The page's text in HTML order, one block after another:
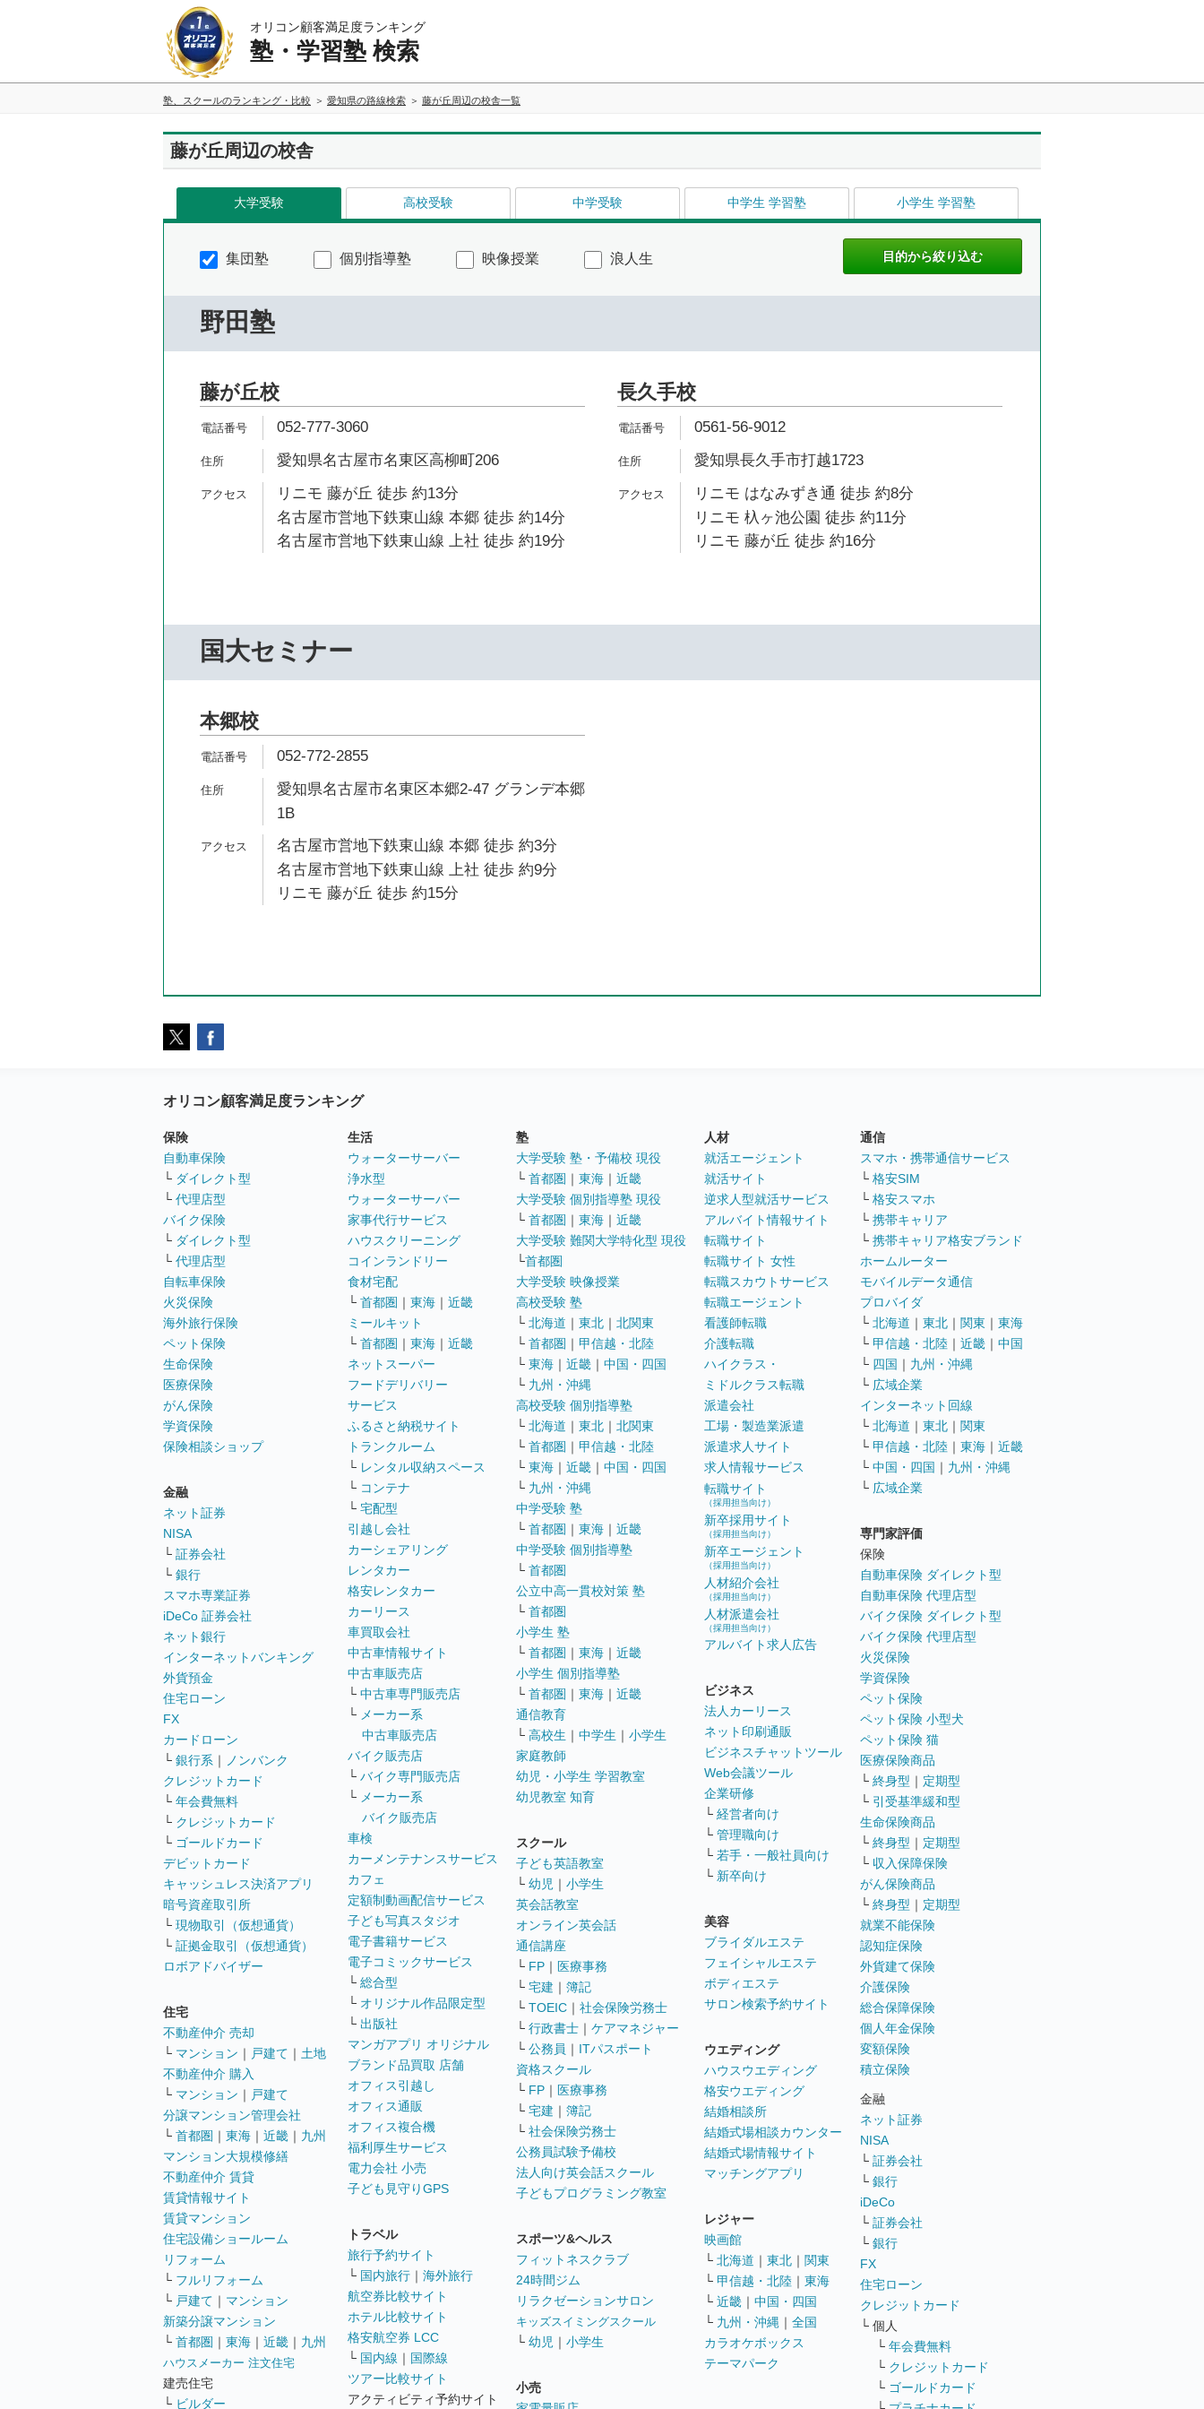
オリコン顧客満足度ランキング
塾・学習塾 検索
塾、スクールのランキング・比較 愛知県の路線検索 藤が丘周辺の校舎一覧
藤が丘周辺の校舎
大学受験 高校受験 中学受験 中学生 学習塾 小学生 学習塾
集団塾 個別指導塾 映像授業 浪人生
野田塾
藤が丘校
052-777-3060
愛知県名古屋市名東区高柳町206
リニモ 藤が丘 徒歩 約13分
名古屋市営地下鉄東山線 本郷 徒歩 約14分
名古屋市営地下鉄東山線 上社 徒歩 約19分
長久手校
0561-56-9012
愛知県長久手市打越1723
リニモ はなみずき通 徒歩 約8分
リニモ 杁ヶ池公園 徒歩 約11分
リニモ 藤が丘 徒歩 約16分
国大セミナー
本郷校
052-772-2855
愛知県名古屋市名東区本郷2-47 グランデ本郷
1B
名古屋市営地下鉄東山線 本郷 徒歩 約3分
名古屋市営地下鉄東山線 上社 徒歩 約9分
リニモ 藤が丘 徒歩 約15分
オリコン顧客満足度ランキング
保険
自動車保険
└ ダイレクト型
└ 代理店型
バイク保険
└ ダイレクト型
└ 代理店型
自転車保険
火災保険
海外旅行保険
ペット保険
生命保険
医療保険
がん保険
学資保険
保険相談ショップ
金融
ネット証券
NISA
└ 証券会社
└ 銀行
スマホ専業証券
iDeCo 証券会社
ネット銀行
インターネットバンキング
外貨預金
住宅ローン
FX
カードローン
└ 銀行系 ｜
ノンバンク
クレジットカード
└ 年会費無料
└ クレジットカード
└ ゴールドカード
デビットカード
キャッシュレス決済アプリ
暗号資産取引所
└ 現物取引（仮想通貨）
└ 証拠金取引（仮想通貨）
ロボアドバイザー
住宅
不動産仲介 売却
└ マンション ｜ 戸建て ｜ 土地
不動産仲介 購入
└ マンション ｜ 戸建て
分譲マンション管理会社
└ 首都圏 ｜ 東海 ｜ 近畿 ｜ 九州
マンション大規模修繕
不動産仲介 賃貸
賃貸情報サイト
賃貸マンション
住宅設備ショールーム
リフォーム
└ フルリフォーム
└ 戸建て ｜ マンション
新築分譲マンション
└ 首都圏 ｜ 東海 ｜ 近畿 ｜ 九州
ハウスメーカー 注文住宅
建売住宅
└ ビルダー
生活
ウォーターサーバー
浄水型
ウォーターサーバー
家事代行サービス
ハウスクリーニング
コインランドリー
食材宅配
└ 首都圏 ｜ 東海 ｜ 近畿
ミールキット
└ 首都圏 ｜ 東海 ｜ 近畿
ネットスーパー
フードデリバリー
サービス
ふるさと納税サイト
トランクルーム
└ レンタル収納スペース
└ コンテナ
└ 宅配型
引越し会社
カーシェアリング
レンタカー
格安レンタカー
カーリース
車買取会社
中古車情報サイト
中古車販売店
└ 中古車専門販売店
└ メーカー系
中古車販売店
バイク販売店
└ バイク専門販売店
└ メーカー系
バイク販売店
車検
カーメンテナンスサービス
カフェ
定額制動画配信サービス
子ども写真スタジオ
電子書籍サービス
電子コミックサービス
└ 総合型
└ オリジナル作品限定型
└ 出版社
マンガアプリ オリジナル
ブランド品買取 店舗
オフィス引越し
オフィス通販
オフィス複合機
福利厚生サービス
電力会社 小売
子ども見守りGPS
トラベル
旅行予約サイト
└ 国内旅行 ｜ 海外旅行
航空券比較サイト
ホテル比較サイト
格安航空券 LCC
└ 国内線 ｜ 国際線
ツアー比較サイト
アクティビティ予約サイト
塾
大学受験 塾・予備校 現役
└ 首都圏 ｜ 東海 ｜ 近畿
大学受験 個別指導塾 現役
└ 首都圏 ｜ 東海 ｜ 近畿
大学受験 難関大学特化型 現役
└首都圏
大学受験 映像授業
高校受験 塾
└ 北海道 ｜ 東北 ｜ 北関東
└ 首都圏 ｜ 甲信越・北陸
└ 東海 ｜ 近畿 ｜ 中国・四国
└ 九州・沖縄
高校受験 個別指導塾
└ 北海道 ｜ 東北 ｜ 北関東
└ 首都圏 ｜ 甲信越・北陸
└ 東海 ｜ 近畿 ｜ 中国・四国
└ 九州・沖縄
中学受験 塾
└ 首都圏 ｜ 東海 ｜ 近畿
中学受験 個別指導塾
└ 首都圏
公立中高一貫校対策 塾
└ 首都圏
小学生 塾
└ 首都圏 ｜ 東海 ｜ 近畿
小学生 個別指導塾
└ 首都圏 ｜ 東海 ｜ 近畿
通信教育
└ 高校生 ｜ 中学生 ｜ 小学生
家庭教師
幼児・小学生 学習教室
幼児教室 知育
スクール
子ども英語教室
└ 幼児 ｜ 小学生
英会話教室
オンライン英会話
通信講座
└ FP ｜ 医療事務
└ 宅建 ｜ 簿記
└ TOEIC ｜ 社会保険労務士
└ 行政書士 ｜ ケアマネジャー
└ 公務員 ｜ ITパスポート
資格スクール
└ FP ｜ 医療事務
└ 宅建 ｜ 簿記
└ 社会保険労務士
公務員試験予備校
法人向け英会話スクール
子どもプログラミング教室
スポーツ&ヘルス
フィットネスクラブ
24時間ジム
リラクゼーションサロン
キッズスイミングスクール
└ 幼児 ｜ 小学生
小売
人材
就活エージェント
就活サイト
逆求人型就活サービス
アルバイト情報サイト
転職サイト
転職サイト 女性
転職スカウトサービス
転職エージェント
看護師転職
介護転職
ハイクラス・
ミドルクラス転職
派遣会社
工場・製造業派遣
派遣求人サイト
求人情報サービス
転職サイト
（採用担当向け）
新卒採用サイト
（採用担当向け）
新卒エージェント
（採用担当向け）
人材紹介会社
（採用担当向け）
人材派遣会社
（採用担当向け）
アルバイト求人広告
ビジネス
法人カーリース
ネット印刷通販
ビジネスチャットツール
Web会議ツール
企業研修
└ 経営者向け
└ 管理職向け
└ 若手・一般社員向け
└ 新卒向け
美容
ブライダルエステ
フェイシャルエステ
ボディエステ
サロン検索予約サイト
ウエディング
ハウスウエディング
格安ウエディング
結婚相談所
結婚式場相談カウンター
結婚式場情報サイト
マッチングアプリ
レジャー
映画館
└ 北海道 ｜ 東北 ｜ 関東
└ 甲信越・北陸 ｜ 東海
└ 近畿 ｜ 中国・四国
└ 九州・沖縄 ｜ 全国
カラオケボックス
テーマパーク
通信
スマホ・携帯通信サービス
└ 格安SIM
└ 格安スマホ
└ 携帯キャリア
└ 携帯キャリア格安ブランド
ホームルーター
モバイルデータ通信
プロバイダ
└ 北海道 ｜ 東北 ｜ 関東 ｜ 東海
└ 甲信越・北陸 ｜ 近畿 ｜ 中国
└ 四国 ｜ 九州・沖縄
└ 広域企業
インターネット回線
└ 北海道 ｜ 東北 ｜ 関東
└ 甲信越・北陸 ｜ 東海 ｜ 近畿
└ 中国・四国 ｜ 九州・沖縄
└ 広域企業
専門家評価
保険
自動車保険 ダイレクト型
自動車保険 代理店型
バイク保険 ダイレクト型
バイク保険 代理店型
火災保険
学資保険
ペット保険
ペット保険 小型犬
ペット保険 猫
医療保険商品
└ 終身型 ｜ 定期型
└ 引受基準緩和型
生命保険商品
└ 終身型 ｜ 定期型
└ 収入保障保険
がん保険商品
└ 終身型 ｜ 定期型
就業不能保険
認知症保険
外貨建て保険
介護保険
総合保障保険
個人年金保険
変額保険
積立保険
金融
ネット証券
NISA
└ 証券会社
└ 銀行
iDeCo
└ 証券会社
└ 銀行
FX
住宅ローン
クレジットカード
└ 個人
└ 年会費無料
└ クレジットカード
└ ゴールドカード